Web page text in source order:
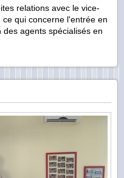
relations avec le vice-
qui concerne l'entrée en
agents spécialisés en